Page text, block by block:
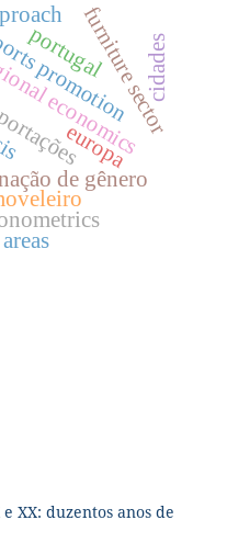
de gênero
economics
promotion
furniture sector
cidades
europa
portugal
XX: duzentos anos de